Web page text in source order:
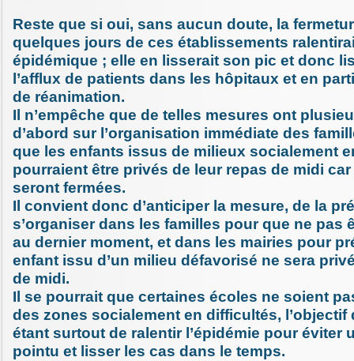
Reste que si oui, sans aucun doute, la
quelques jours de ces établissements
épidémique ; elle en lisserait son pic et donc
l’afflux de patients dans les hôpitaux et en
de réanimation.
Il n’empêche que de telles mesures ont
d’abord sur l’organisation immédiate des
que les enfants issus de milieux socialement
pourraient être privés de leur repas de midi
seront fermées.
Il convient donc d’anticiper la mesure, de la
s’organiser dans les familles pour que ne pas
au dernier moment, et dans les mairies pour
enfant issu d’un milieu défavorisé ne sera
de midi.
Il se pourrait que certaines écoles ne soient
des zones socialement en difficultés, l’objectif
étant surtout de ralentir l’épidémie pour éviter
pointu et lisser les cas dans le temps.